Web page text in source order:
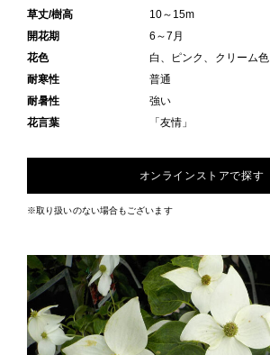
草丈/樹高
10～15m
開花期
6～7月
花色
白、ピンク、クリーム色
耐寒性
普通
耐暑性
強い
花言葉
「友情」
オンラインストアで探す
※取り扱いのない場合もございます